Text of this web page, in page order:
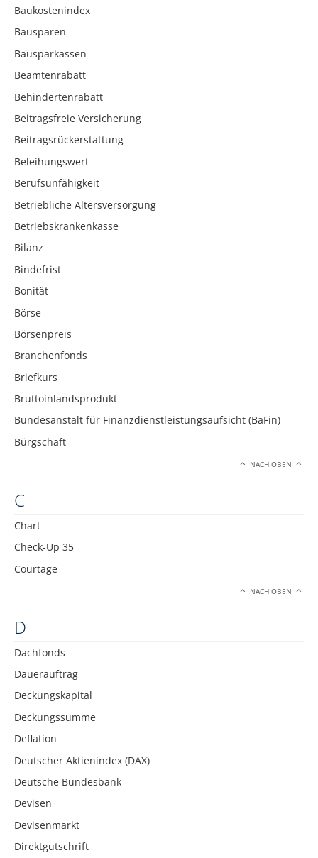
Baukostenindex
Bausparen
Bausparkassen
Beamtenrabatt
Behindertenrabatt
Beitragsfreie Versicherung
Beitragsrückerstattung
Beleihungswert
Berufsunfähigkeit
Betriebliche Altersversorgung
Betriebskrankenkasse
Bilanz
Bindefrist
Bonität
Börse
Börsenpreis
Branchenfonds
Briefkurs
Bruttoinlandsprodukt
Bundesanstalt für Finanzdienstleistungsaufsicht (BaFin)
Bürgschaft
NACH OBEN
C
Chart
Check-Up 35
Courtage
NACH OBEN
D
Dachfonds
Dauerauftrag
Deckungskapital
Deckungssumme
Deflation
Deutscher Aktienindex (DAX)
Deutsche Bundesbank
Devisen
Devisenmarkt
Direktgutschrift